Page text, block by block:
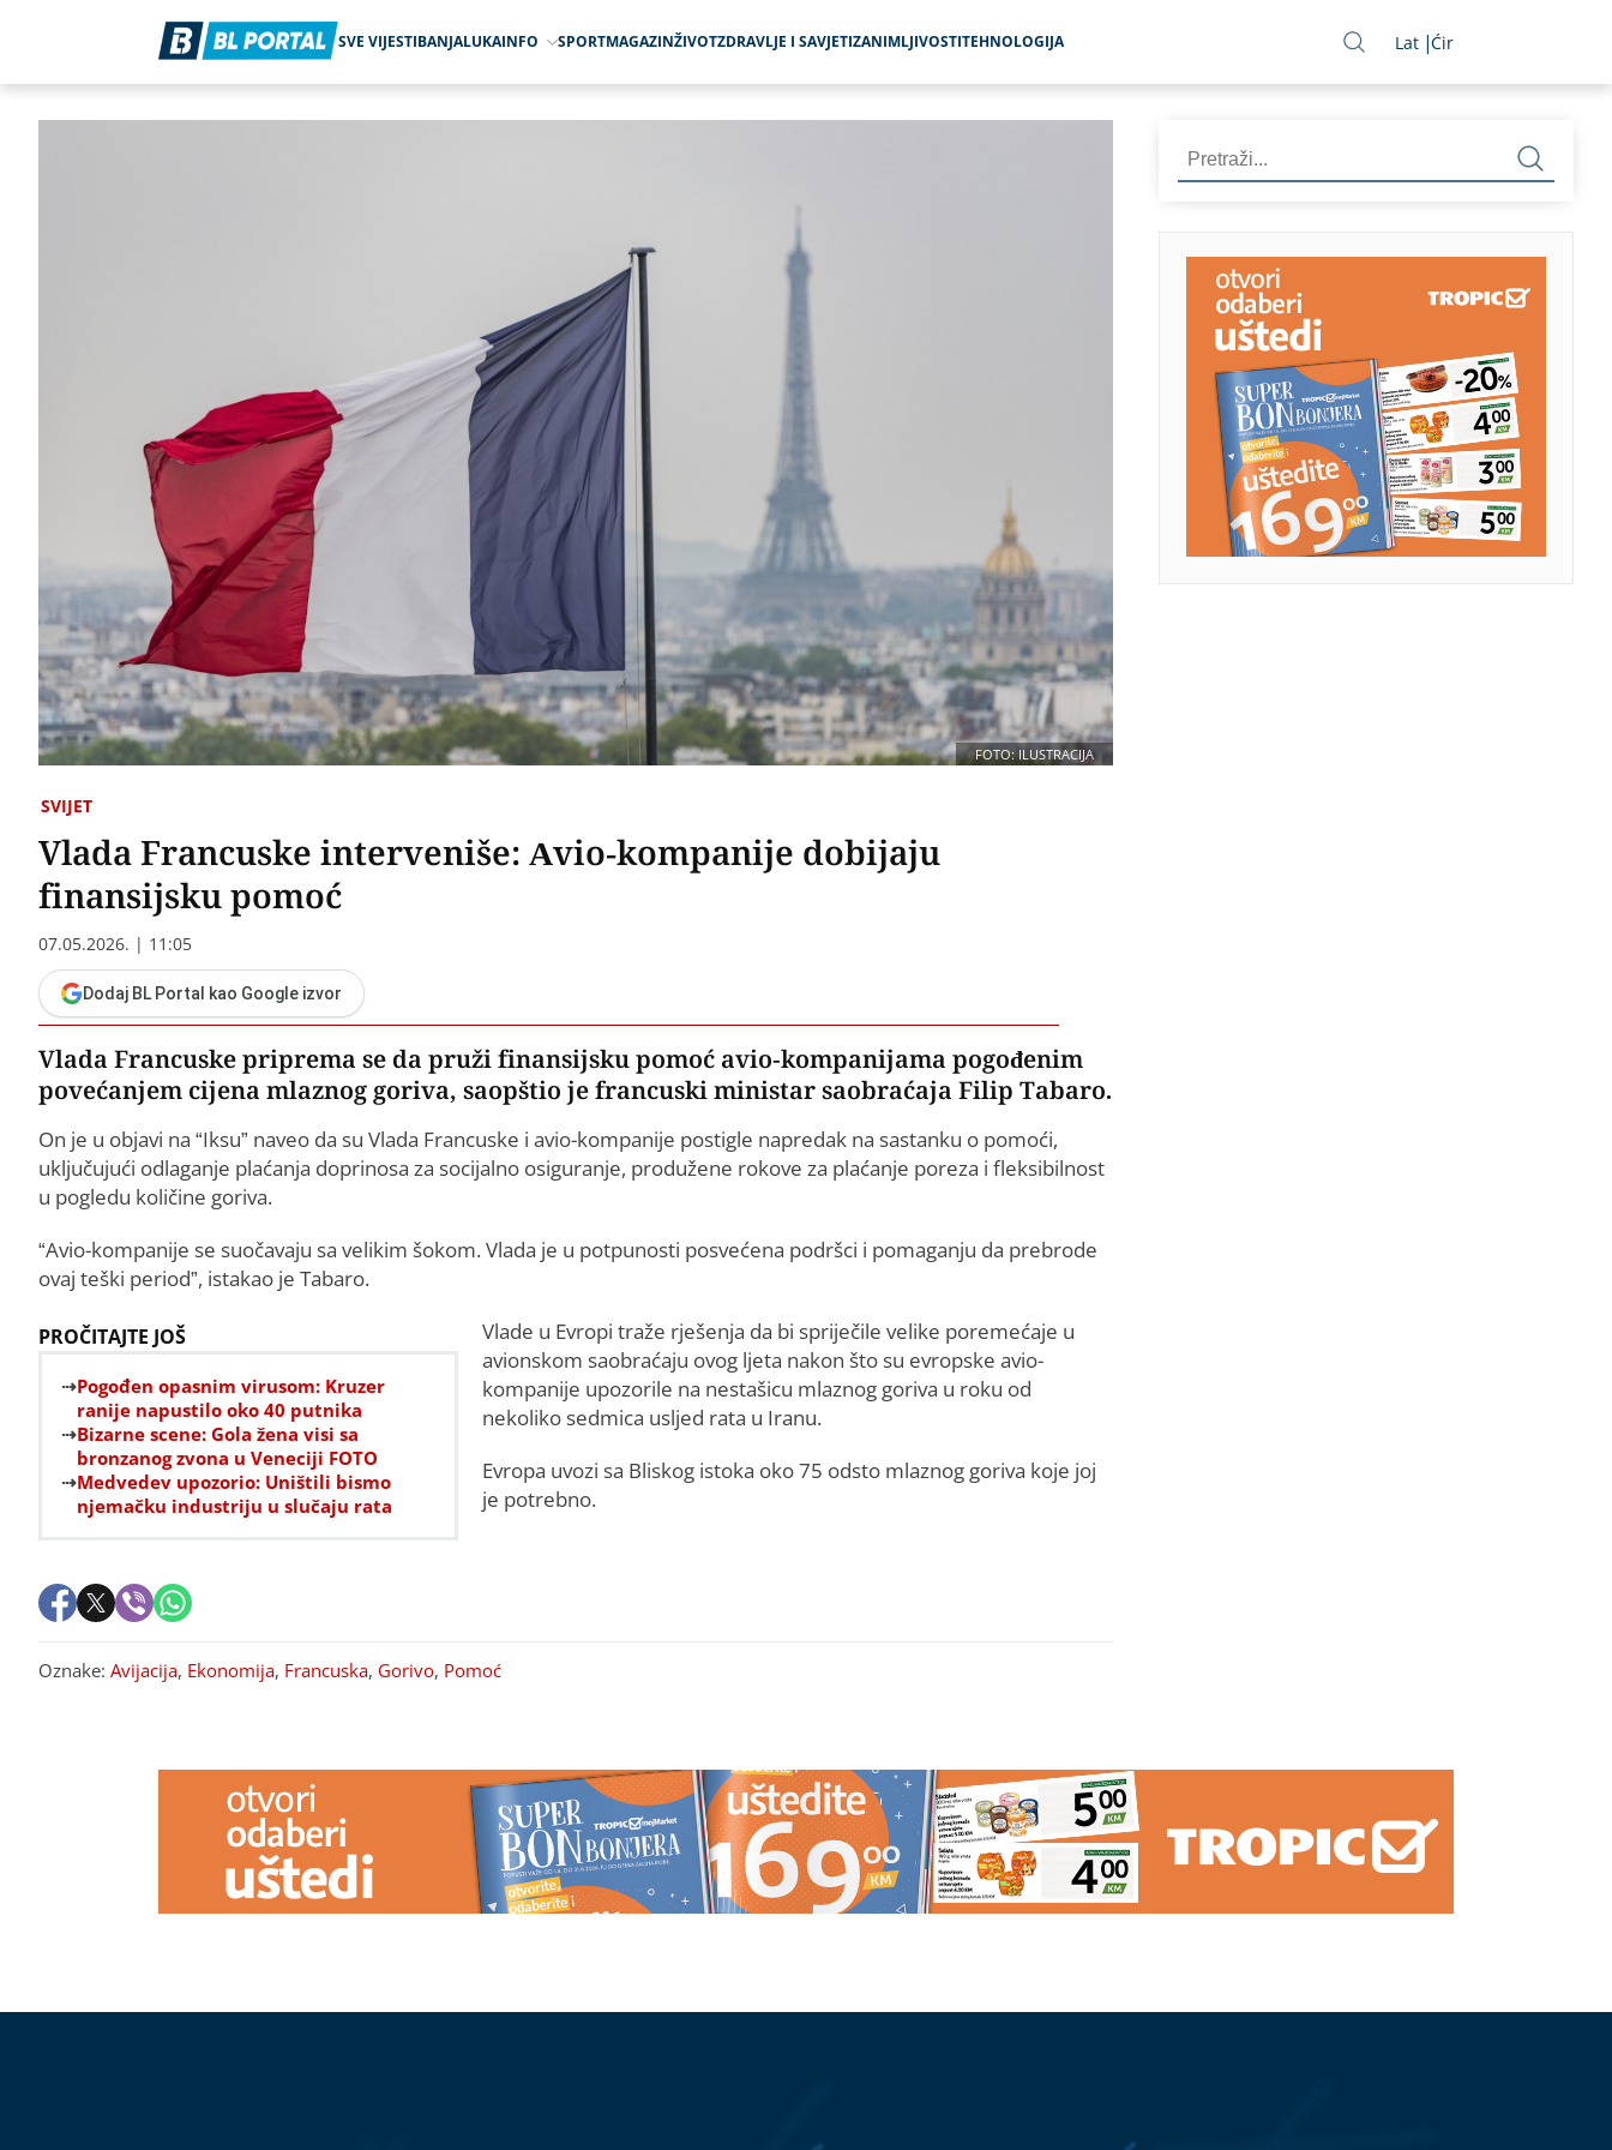
SVE VIJESTIBANJALUKAINFO SPORTMAGAZINŽIVOTZDRAVLJE I SAVJETIZANIMLJIVOSTITEHNOLOGIJA Lat Ćir
FOTO: ILUSTRACIJA
SVIJET
Vlada Francuske interveniše: Avio-kompanije dobijaju
finansijsku pomoć
07.05.2026. | 11:05
Dodaj BL Portal kao Google izvor
Vlada Francuske priprema se da pruži finansijsku pomoć avio-kompanijama pogođenim
povećanjem cijena mlaznog goriva, saopštio je francuski ministar saobraćaja Filip Tabaro.
On je u objavi na “Iksu” naveo da su Vlada Francuske i avio-kompanije postigle napredak na sastanku o pomoći,
uključujući odlaganje plaćanja doprinosa za socijalno osiguranje, produžene rokove za plaćanje poreza i fleksibilnost
u pogledu količine goriva.
“Avio-kompanije se suočavaju sa velikim šokom. Vlada je u potpunosti posvećena podršci i pomaganju da prebrode
ovaj teški period”, istakao je Tabaro.
PROČITAJTE JOŠ
Pogođen opasnim virusom: Kruzer
ranije napustilo oko 40 putnika
Bizarne scene: Gola žena visi sa
bronzanog zvona u Veneciji FOTO
Medvedev upozorio: Uništili bismo
njemačku industriju u slučaju rata
Vlade u Evropi traže rješenja da bi spriječile velike poremećaje u
avionskom saobraćaju ovog ljeta nakon što su evropske avio-
kompanije upozorile na nestašicu mlaznog goriva u roku od
nekoliko sedmica usljed rata u Iranu.
Evropa uvozi sa Bliskog istoka oko 75 odsto mlaznog goriva koje joj
je potrebno.
Oznake: Avijacija, Ekonomija, Francuska, Gorivo, Pomoć
dozvoljava zgrade od 7 spratova,
posebno oprezna
zaglavljen ispod kabine